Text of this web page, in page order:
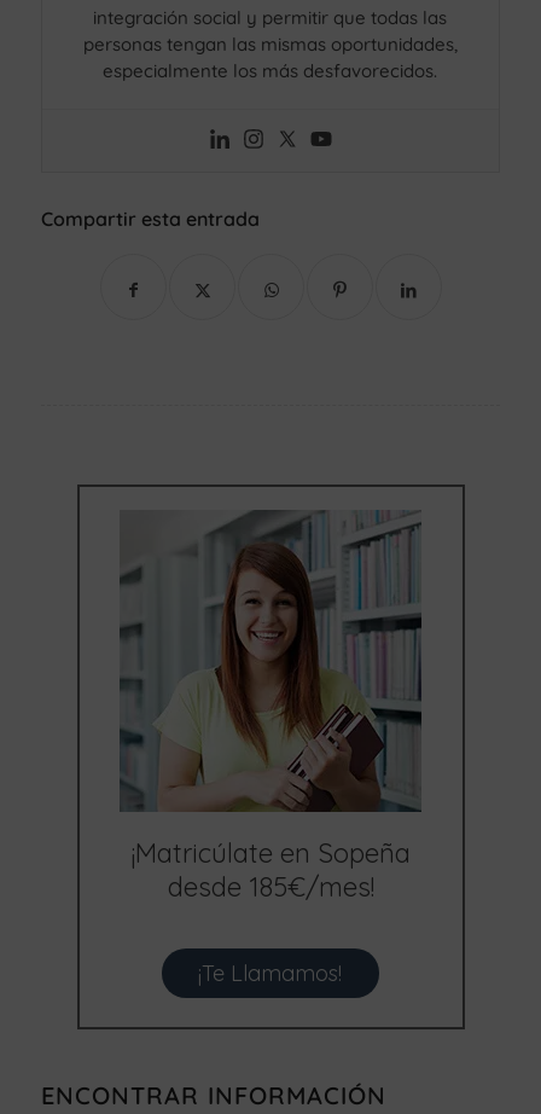
integración social y permitir que todas las
personas tengan las mismas oportunidades,
especialmente los más desfavorecidos.
Compartir esta entrada
¡Matricúlate en Sopeña
desde 185€/mes!
¡Te Llamamos!
ENCONTRAR INFORMACIÓN